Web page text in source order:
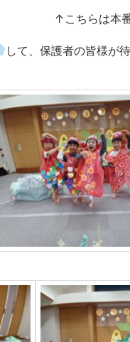
↑こちらは本
して、保護者の皆様が